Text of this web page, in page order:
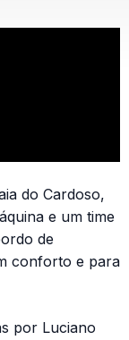
do Cardoso,
e um time
de
conforto e para
por Luciano